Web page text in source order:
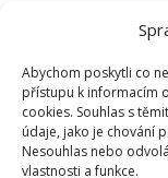
Abychom poskytli co
přístupu k informacím
cookies. Souhlas s
údaje, jako je chování
Nesouhlas nebo
vlastnosti a funkce.